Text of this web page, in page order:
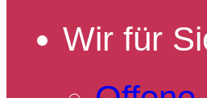
Wir für